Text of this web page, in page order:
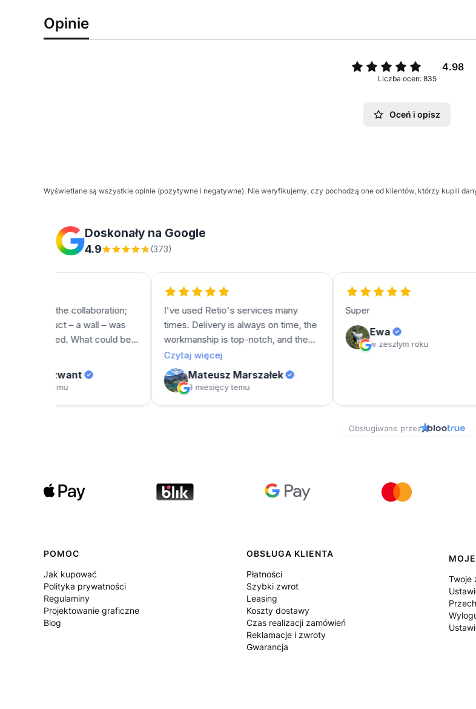
Opinie
4.98
Liczba ocen: 835
Oceń i opisz
Wyświetlane są wszystkie opinie (pozytywne i negatywne). Nie weryfikujemy, czy pochodzą one od klientów, którzy kupili
POMOC
Jak kupować
Polityka prywatności
Regulaminy
Projektowanie graficzne
Blog
OBSŁUGA KLIENTA
Płatności
Szybki zwrot
Leasing
Koszty dostawy
Czas realizacji zamówień
Reklamacje i zwroty
Gwarancja
Twoje